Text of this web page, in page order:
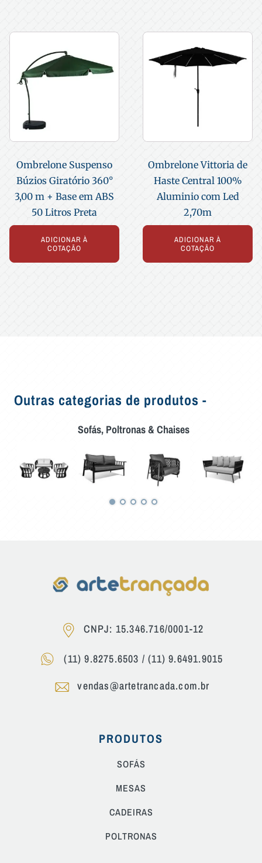
Ombrelone Suspenso
Búzios Giratório 360°
3,00 m + Base em ABS
50 Litros Preta
ADICIONAR À
COTAÇÃO
Ombrelone Vittoria de
Haste Central 100%
Aluminio com Led
2,70m
ADICIONAR À
COTAÇÃO
Outras categorias de produtos -
Sofás, Poltronas & Chaises
CNPJ: 15.346.716/0001-12
(11) 9.8275.6503 /(11) 9.6491.9015
vendas@artetrancada.com.br
PRODUTOS
SOFÁS
MESAS
CADEIRAS
POLTRONAS